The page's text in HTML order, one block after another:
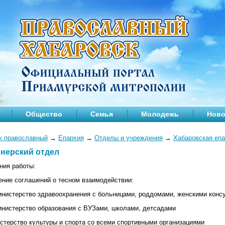
Общество Семья Молодежь
православный → Епархия → Отделы и учреждения → Хабаровская
отдел
работы:
соглашений о тесном взаимодействии:
здравоохранения с больницами, роддомами, женскими
образования с ВУЗами, школами, детсадами
культуры и спорта со всеми спортивными организациями